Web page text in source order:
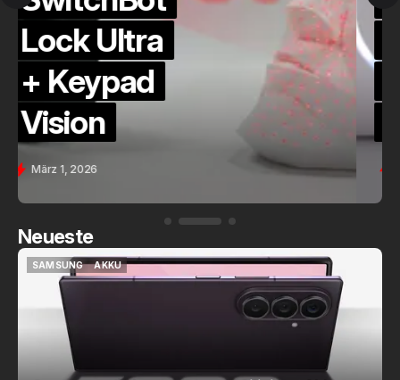
Home
Assistant
Voice (PE)
Feb. 9, 2026
Neueste
SAMSUNG
SAMSUNG
AKKU
AKKU